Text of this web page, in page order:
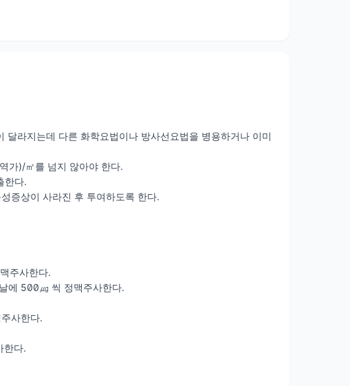
라지는데 다른 화학요법이나 방사선요법을 병용하거나 이미
가)/㎡를 넘지 않아야 한다.
한다.
증상이 사라진 후 투여하도록 한다.
주사한다.
에 500㎍ 씩 정맥주사한다.
사한다.
한다.